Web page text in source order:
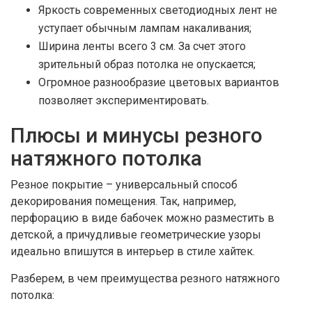
Яркость современных светодиодных лент не
уступает обычным лампам накаливания;
Ширина ленты всего 3 см. За счет этого
зрительный образ потолка не опускается;
Огромное разнообразие цветовых вариантов
позволяет экспериментировать.
Плюсы и минусы резного
натяжного потолка
Резное покрытие – универсальный способ
декорирования помещения. Так, например,
перфорацию в виде бабочек можно разместить в
детской, а причудливые геометрические узоры
идеально впишутся в интерьер в стиле хайтек.
Разберем, в чем преимущества резного натяжного
потолка: